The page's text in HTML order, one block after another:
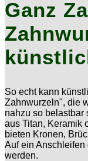
Ganz
So echt kann
Zahnwurzeln", die
nahzu so belastbar
aus Titan, Keramik
bieten Kronen,
Auf ein Anschleifen
werden.